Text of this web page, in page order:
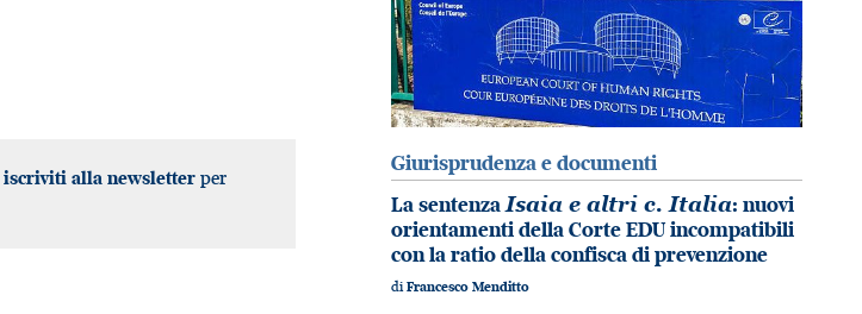
iscriviti alla newsletter per
Giurisprudenza e documenti
La sentenzaIsaia e altri c. Italia: nuovi
orientamenti della Corte EDU incompatibili
con la ratio della confisca di prevenzione
diFrancesco Menditto